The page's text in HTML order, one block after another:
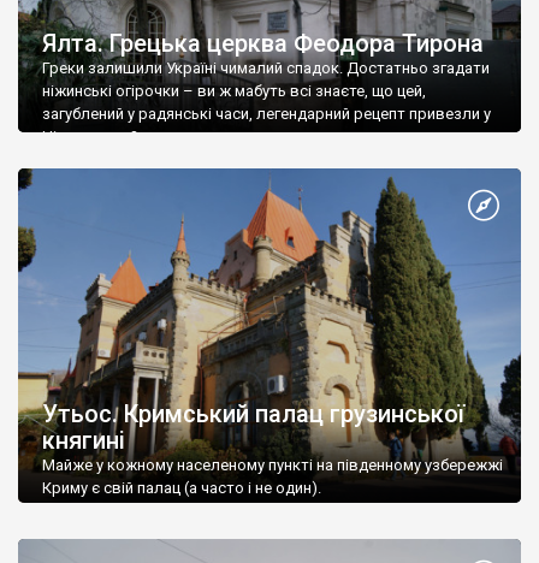
Ялта. Грецька церква Феодора Тирона
Греки залишили Україні чималий спадок. Достатньо згадати
ніжинські огірочки – ви ж мабуть всі знаєте, що цей,
загублений у радянські часи, легендарний рецепт привезли у
Ніжин греки?
Утьос. Кримський палац грузинської
княгині
Майже у кожному населеному пункті на південному узбережжі
Криму є свій палац (а часто і не один).